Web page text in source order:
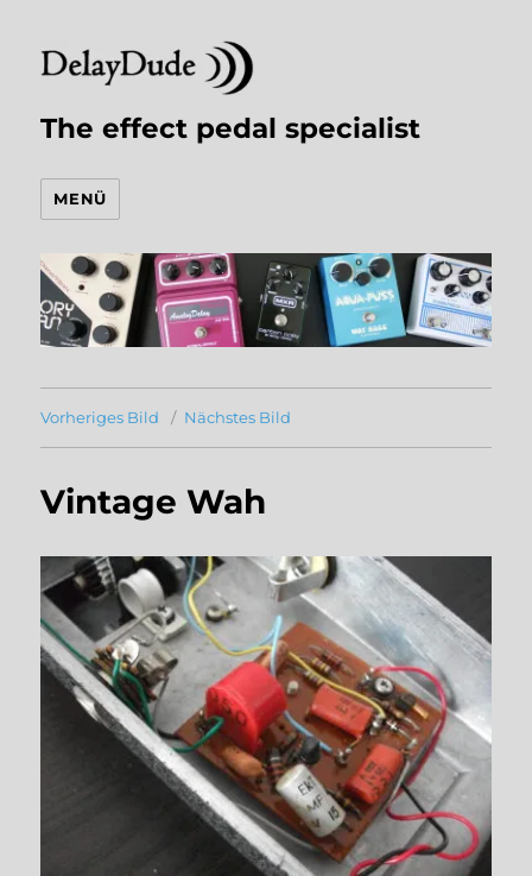
The effect pedal specialist
MENÜ
Vorheriges Bild Nächstes Bild
Vintage Wah